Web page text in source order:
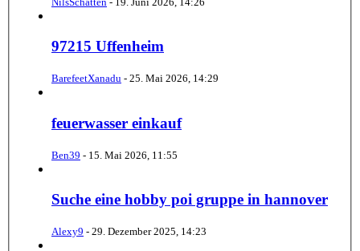
97215 Uffenheim
BarefeetXanadu - 25. Mai 2026, 14:29
feuerwasser einkauf
Ben39 - 15. Mai 2026, 11:55
Suche eine hobby poi gruppe in hannover
Alexy9 - 29. Dezember 2025, 14:23